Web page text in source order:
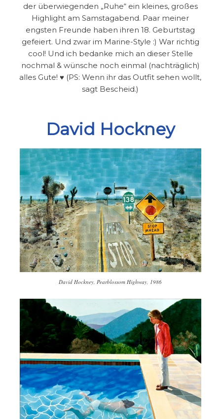
der überwiegenden „Ruhe“ ein kleines, großes
Highlight am Samstagabend. Paar meiner
engsten Freunde haben ihren 18. Geburtstag
gefeiert. Und zwar im Marine-Style :) War richtig
cool! Und ich bedanke mich an dieser Stelle
nochmal & wünsche noch einmal (nachträglich)
alles Gute! ♥ (PS: Wenn ihr das Outfit sehen wollt,
sagt Bescheid.)
David Hockney
David Hockney, Pearblossom Highway, 1986